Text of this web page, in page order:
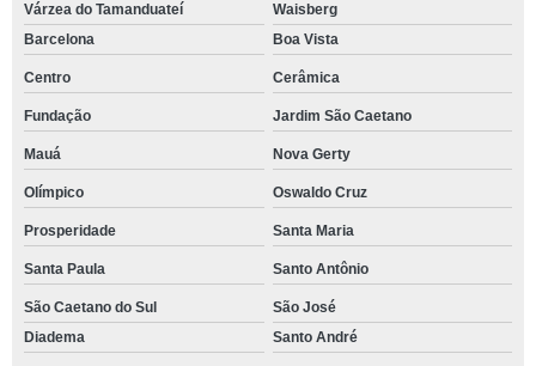
Várzea do Tamanduateí
Waisberg
Barcelona
Boa Vista
Centro Cerâmica
Fundação Jardim São Caetano
Mauá Nova Gerty
Olímpico Oswaldo Cruz
Prosperidade Santa Maria
Santa Paula Santo Antônio
São Caetano do Sul
São José
Diadema
Santo André